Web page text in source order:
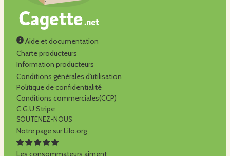
Aide et documentation
Charte producteurs
Information producteurs
Conditions générales d'utilisation
Politique de confidentialité
Conditions commerciales(CCP)
C.G.U Stripe
SOUTENEZ-NOUS
Notre page sur Lilo.org
Les consommateurs aiment